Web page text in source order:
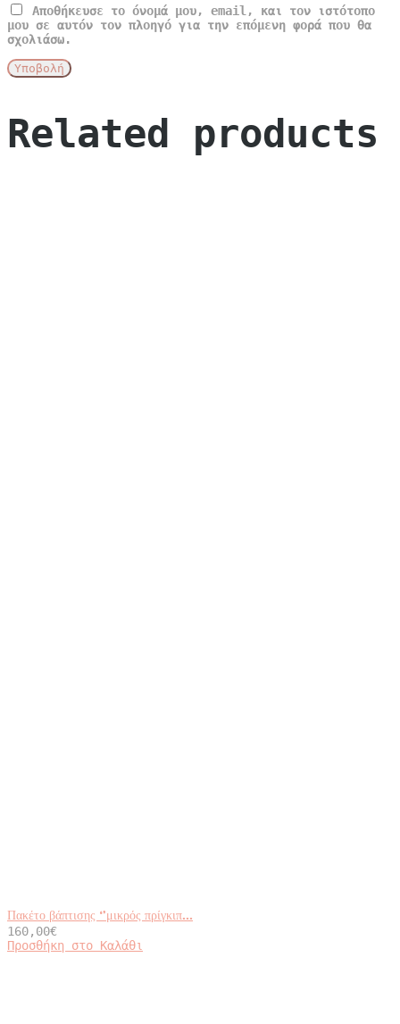
Αποθήκευσε το όνομά μου, email, και τον ιστότοπο
μου σε αυτόν τον πλοηγό για την επόμενη φορά που θα
σχολιάσω.
Related products
Πακέτο βάπτισης ‘’μικρός πρίγκιπ...
160,00€
Προσθήκη στο Καλάθι